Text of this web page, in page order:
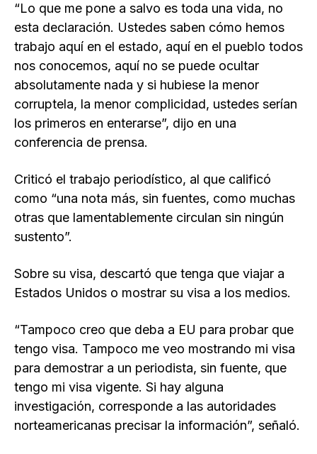
“Lo que me pone a salvo es toda una vida, no
esta declaración. Ustedes saben cómo hemos
trabajo aquí en el estado, aquí en el pueblo todos
nos conocemos, aquí no se puede ocultar
absolutamente nada y si hubiese la menor
corruptela, la menor complicidad, ustedes serían
los primeros en enterarse”, dijo en una
conferencia de prensa.
Criticó el trabajo periodístico, al que calificó
como “una nota más, sin fuentes, como muchas
otras que lamentablemente circulan sin ningún
sustento”.
Sobre su visa, descartó que tenga que viajar a
Estados Unidos o mostrar su visa a los medios.
“Tampoco creo que deba a EU para probar que
tengo visa. Tampoco me veo mostrando mi visa
para demostrar a un periodista, sin fuente, que
tengo mi visa vigente. Si hay alguna
investigación, corresponde a las autoridades
norteamericanas precisar la información”, señaló.